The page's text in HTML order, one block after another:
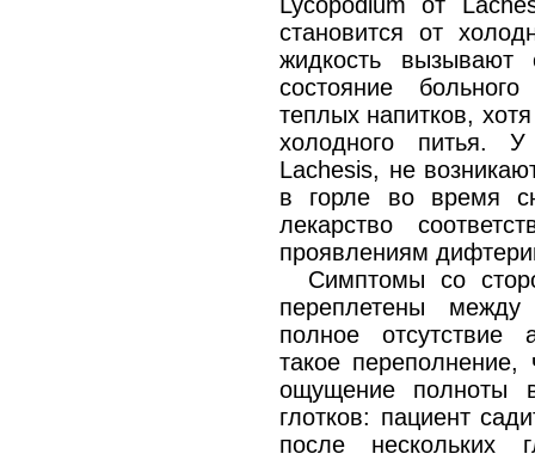
становится от
жидкость вызывают
состояние
теплых напитков,
холодного питья.
Lachesis, не
в горле во время
лекарство
проявлениям
Симптомы со
переплетены
полное отсутствие
такое
ощущение полноты
глотков: пациент
после нескольких